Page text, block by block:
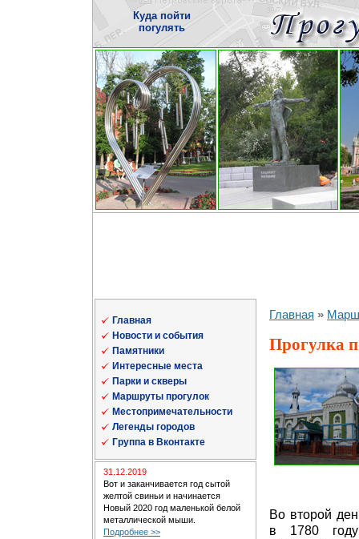
Куда пойти
погулять
Главная
Новости и события
Памятники
Интересные места
Парки и скверы
Маршруты прогулок
Местопримечательности
Легенды городов
Группа в Вконтакте
31.12.2019
Вот и заканчивается год сытой
желтой свиньи и начинается
Новый 2020 год маленькой белой
металлической мыши.
Подробнее >>
Главная »
Прогулка
Во второй
в 1780 году